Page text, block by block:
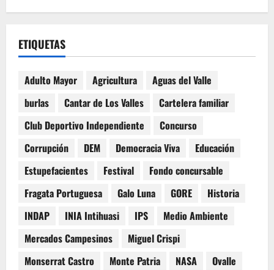
ETIQUETAS
Adulto Mayor Agricultura
Aguas del Valle
burlas
Cantar de Los Valles
Cartelera familiar
Club Deportivo Independiente
Concurso
Corrupción
DEM Democracia Viva
Educación
Estupefacientes
Festival
Fondo concursable
Fragata Portuguesa
Galo Luna GORE
Historia
INDAP
INIA Intihuasi IPS
Medio Ambiente
Mercados Campesinos
Miguel Crispi
Monserrat Castro
Monte Patria NASA
Ovalle